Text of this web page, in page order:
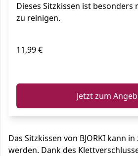
Dieses Sitzkissen ist
zu reinigen.
11,99 €
Jetzt zum
Das Sitzkissen von BJORKI kann
werden. Dank des